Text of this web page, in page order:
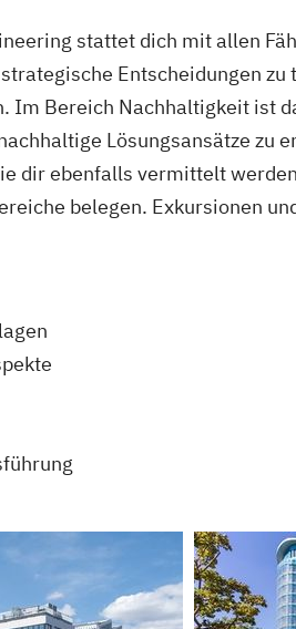
stattet dich mit allen
Entscheidungen
Im Bereich Nachhaltigkeit ist
Lösungsansätze
dir ebenfalls vermittelt
belegen. Exkursionen